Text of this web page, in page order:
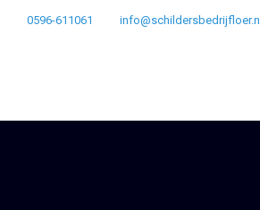
0596-611061 info@schildersbedrijfloer.nl